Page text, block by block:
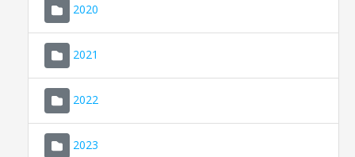
2020
2021
2022
2023